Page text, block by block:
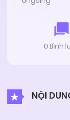
0 Bình
NỘI